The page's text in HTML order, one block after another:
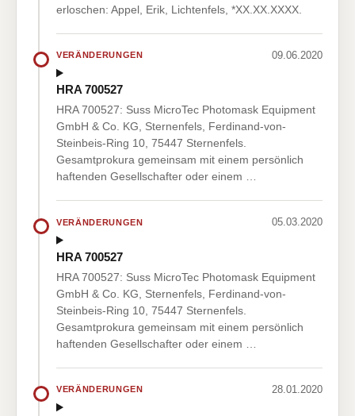
erloschen: Appel, Erik, Lichtenfels, *XX.XX.XXXX.
VERÄNDERUNGEN 09.06.2020
HRA 700527
HRA 700527: Suss MicroTec Photomask Equipment
GmbH & Co. KG, Sternenfels, Ferdinand-von-
Steinbeis-Ring 10, 75447 Sternenfels.
Gesamtprokura gemeinsam mit einem persönlich
haftenden Gesellschafter oder einem …
VERÄNDERUNGEN 05.03.2020
HRA 700527
HRA 700527: Suss MicroTec Photomask Equipment
GmbH & Co. KG, Sternenfels, Ferdinand-von-
Steinbeis-Ring 10, 75447 Sternenfels.
Gesamtprokura gemeinsam mit einem persönlich
haftenden Gesellschafter oder einem …
VERÄNDERUNGEN 28.01.2020